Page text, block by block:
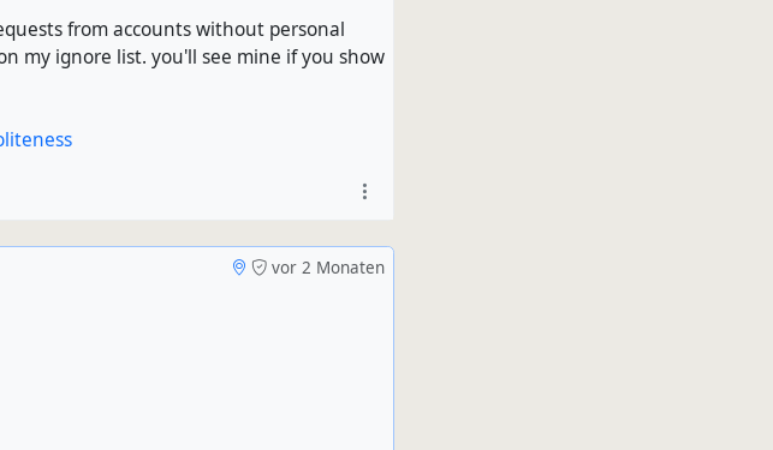
from accounts without personal
my ignore list. you'll see mine if you show
vor 2 Monaten